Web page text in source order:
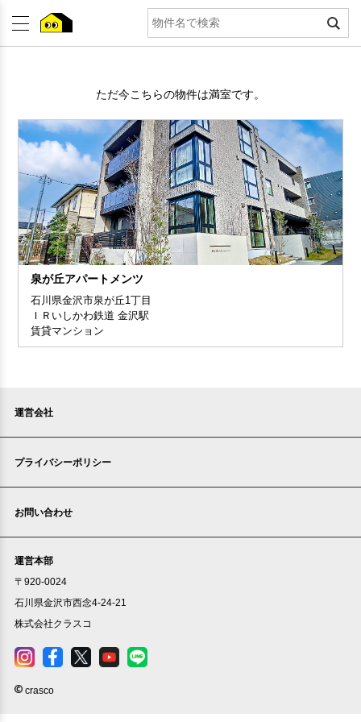
ただ今こちらの物件は満室です。
泉が丘アパートメンツ
石川県金沢市泉が丘1丁目
ＩＲいしかわ鉄道 金沢駅
賃貸マンション
運営会社
プライバシーポリシー
お問い合わせ
運営本部
〒920-0024
石川県金沢市西念4-24-21
株式会社クラスコ
crasco